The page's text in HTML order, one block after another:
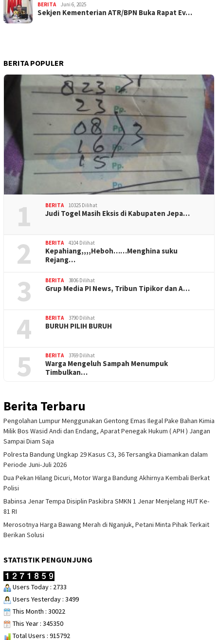
BERITA Juni 6, 2025
Sekjen Kementerian ATR/BPN Buka Rapat Ev…
BERITA POPULER
1 BERITA 10325 Dilihat
Judi Togel Masih Eksis di Kabupaten Jepa…
2 BERITA 4104 Dilihat
Kepahiang,,,,Heboh……Menghina suku
Rejang…
3 BERITA 3806 Dilihat
Grup Media PI News, Tribun Tipikor dan A…
4 BERITA 3790 Dilihat
BURUH PILIH BURUH
5 BERITA 3769 Dilihat
Warga Mengeluh Sampah Menumpuk
Timbulkan…
Berita Terbaru
Pengolahan Lumpur Menggunakan Gentong Emas Ilegal Pake Bahan Kimia
Milik Bos Wasid Andi dan Endang, Aparat Penegak Hukum ( APH ) Jangan
Sampai Diam Saja
Polresta Bandung Ungkap 29 Kasus C3, 36 Tersangka Diamankan dalam
Periode Juni-Juli 2026
Dua Pekan Hilang Dicuri, Motor Warga Bandung Akhirnya Kembali Berkat
Polisi
Babinsa Jenar Tempa Disiplin Paskibra SMKN 1 Jenar Menjelang HUT Ke-
81 RI
Merosotnya Harga Bawang Merah di Nganjuk, Petani Minta Pihak Terkait
Berikan Solusi
STATISTIK PENGUNJUNG
Users Today : 2733
Users Yesterday : 3499
This Month : 30022
This Year : 345350
Total Users : 915792